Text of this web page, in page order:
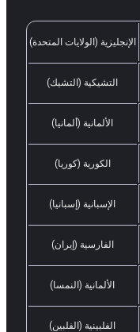
الإنجليزية (الولايات المتحدة)
التشيكية (التشيك)
الألمانية (ألمانيا)
الكورية (كوريا)
الإسبانية (إسبانيا)
الفارسية (إيران)
الألمانية (النمسا)
الفلبينية (الفلبين)